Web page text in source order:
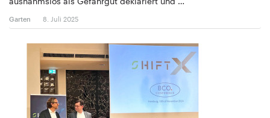
Garten 8. Juli 2025